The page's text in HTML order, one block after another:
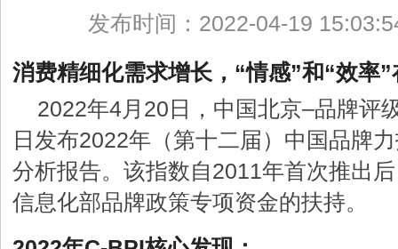
发布时间：2022-04-19
消费精细化需求增长，“情感”和“效率
2022年4月20日，中国北京–品牌评
日发布2022年（第十二届）中国品牌
分析报告。该指数自2011年首次推出
信息化部品牌政策专项资金的扶持。